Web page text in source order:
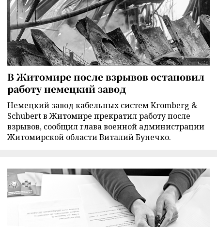
В Житомире после взрывов остановил
работу немецкий завод
Немецкий завод кабельных систем Kromberg &
Schubert в Житомире прекратил работу после
взрывов, сообщил глава военной администрации
Житомирской области Виталий Бунечко.